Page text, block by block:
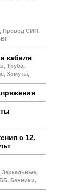
Провод СИП,
кабеля
Труба,
Хомуты,
с 12,
Зеркальные,
Банники,